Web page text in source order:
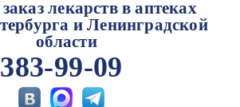
лекарств в аптеках
и Ленинградской
области
383-99-09